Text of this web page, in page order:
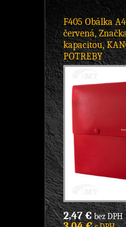
F405 Obálka
červená,
kapacitou,
POTREBY
2,47 €bez DPH